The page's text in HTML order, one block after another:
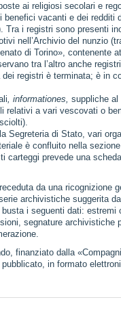
ai religiosi secolari e
vacanti e dei redditi
Tra i registri sono presenti
nell’Archivio del nunzio
di Torino», contenente
tra l’altro anche
registri è terminata; è in
, informationes, suppliche al
a vari vescovati o
Segreteria di Stato, vari
è confluito nella
carteggi prevede una
da una ricognizione
archivistiche suggerita
i seguenti dati: estremi
segnature archivistiche
finanziato dalla
in formato